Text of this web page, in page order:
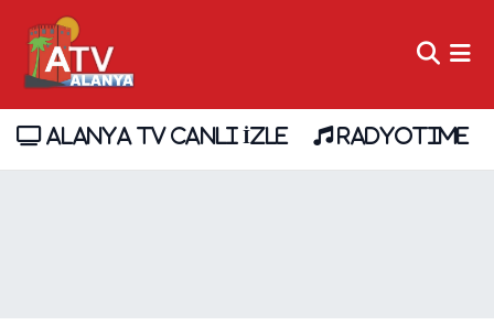
ALANYA TV CANLI İZLE RADYOTIME